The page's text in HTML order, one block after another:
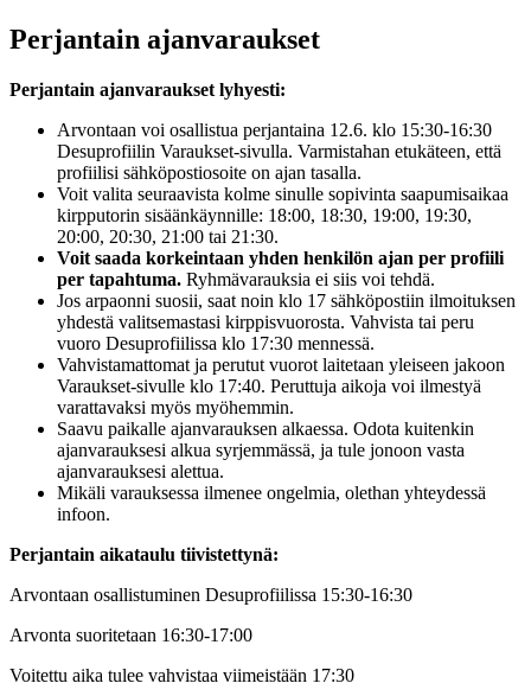
Perjantain ajanvaraukset
Perjantain ajanvaraukset lyhyesti:
Arvontaan voi osallistua perjantaina 12.6. klo 15:30-16:30
Desuprofiilin Varaukset-sivulla. Varmistahan etukäteen, että
profiilisi sähköpostiosoite on ajan tasalla.
Voit valita seuraavista kolme sinulle sopivinta saapumisaikaa
kirpputorin sisäänkäynnille: 18:00, 18:30, 19:00, 19:30,
20:00, 20:30, 21:00 tai 21:30.
Voit saada korkeintaan yhden henkilön ajan per profiili
per tapahtuma. Ryhmävarauksia ei siis voi tehdä.
Jos arpaonni suosii, saat noin klo 17 sähköpostiin ilmoituksen
yhdestä valitsemastasi kirppisvuorosta. Vahvista tai peru
vuoro Desuprofiilissa klo 17:30 mennessä.
Vahvistamattomat ja perutut vuorot laitetaan yleiseen jakoon
Varaukset-sivulle klo 17:40. Peruttuja aikoja voi ilmestyä
varattavaksi myös myöhemmin.
Saavu paikalle ajanvarauksen alkaessa. Odota kuitenkin
ajanvarauksesi alkua syrjemmässä, ja tule jonoon vasta
ajanvarauksesi alettua.
Mikäli varauksessa ilmenee ongelmia, olethan yhteydessä
infoon.
Perjantain aikataulu tiivistettynä:
Arvontaan osallistuminen Desuprofiilissa 15:30-16:30
Arvonta suoritetaan 16:30-17:00
Voitettu aika tulee vahvistaa viimeistään 17:30